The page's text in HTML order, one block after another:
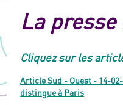
La
Cliquez sur les
Article Sud - Ouest - 14-
distingue à Paris